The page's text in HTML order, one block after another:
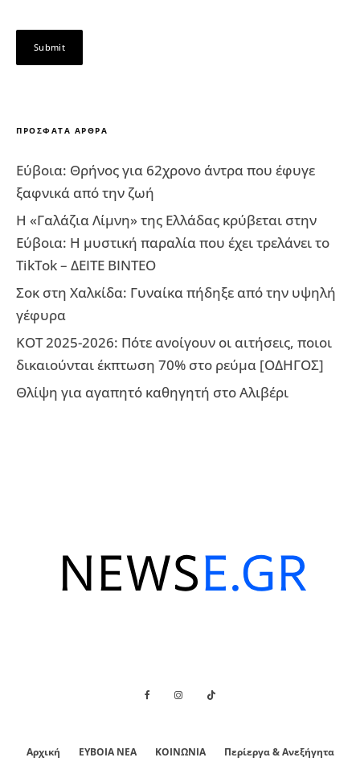
ΠΡΌΣΦΑΤΑ ΆΡΘΡΑ
Εύβοια: Θρήνος για 62χρονο άντρα που έφυγε
ξαφνικά από την ζωή
Η «Γαλάζια Λίμνη» της Ελλάδας κρύβεται στην
Εύβοια: Η μυστική παραλία που έχει τρελάνει το
TikTok – ΔΕΙΤΕ ΒΙΝΤΕΟ
Σοκ στη Χαλκίδα: Γυναίκα πήδηξε από την υψηλή
γέφυρα
ΚΟΤ 2025-2026: Πότε ανοίγουν οι αιτήσεις, ποιοι
δικαιούνται έκπτωση 70% στο ρεύμα [ΟΔΗΓΟΣ]
Θλίψη για αγαπητό καθηγητή στο Αλιβέρι
Αρχική ΕΥΒΟΙΑ ΝΕΑ ΚΟΙΝΩΝΙΑ Περίεργα & Ανεξήγητα